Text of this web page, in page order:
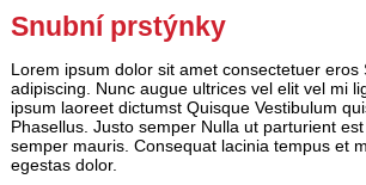
Snubní prstýnky
Lorem ipsum dolor sit amet consectetuer eros
adipiscing. Nunc augue ultrices vel elit vel mi
ipsum laoreet dictumst Quisque Vestibulum
Phasellus. Justo semper Nulla ut parturient
semper mauris. Consequat lacinia tempus et
egestas dolor.